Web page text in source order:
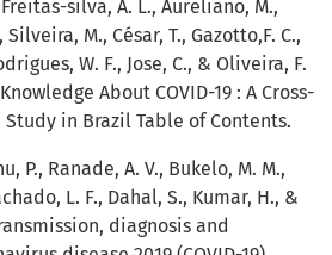
silva, A. L., Aureliano, M.,
Silveira, M., César, T., Gazotto,F. C.,
W. F., Jose, C., & Oliveira, F.
About COVID-19 : A Cross-
in Brazil Table of Contents.
P., Ranade, A. V., Bukelo, M. M.,
L. F., Dahal, S., Kumar, H., &
diagnosis and